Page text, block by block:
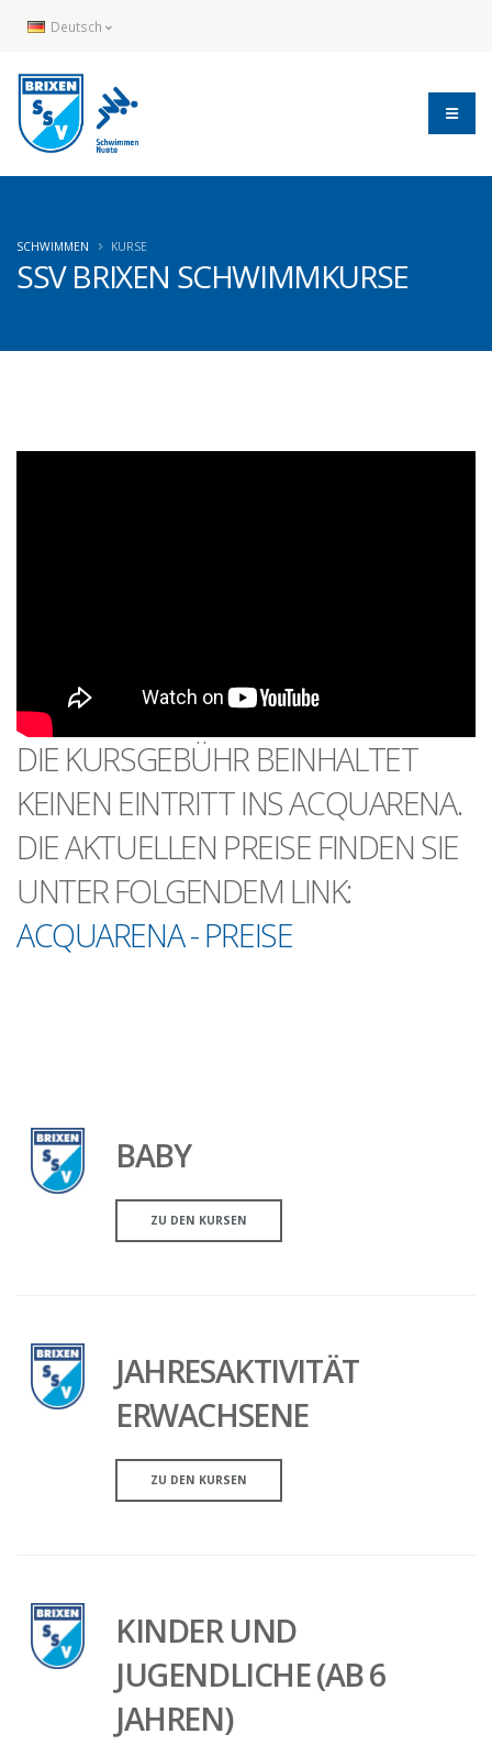
Deutsch
SSV BRIXEN SCHWIMMKURSE
SCHWIMMEN KURSE
DIE KURSGEBÜHR BEINHALTET
KEINEN EINTRITT INS ACQUARENA.
DIE AKTUELLEN PREISE FINDEN SIE
UNTER FOLGENDEM LINK:
ACQUARENA - PREISE
BABY
ZU DEN KURSEN
JAHRESAKTIVITÄT
ERWACHSENE
ZU DEN KURSEN
KINDER UND
JUGENDLICHE (AB 6
JAHREN)